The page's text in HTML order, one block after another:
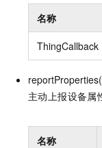
名称
ThingCallback
主动上报设备属
名称